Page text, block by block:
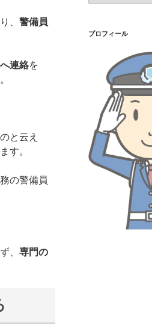
、 警備員
連絡を
と云え
す。
の警備員
、 専門の
ブ
プロフィール